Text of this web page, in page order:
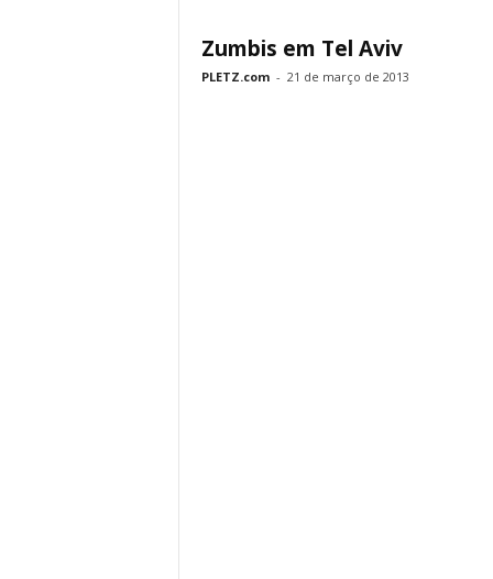
Zumbis em Tel Aviv
PLETZ.com - 21 de março de 2013